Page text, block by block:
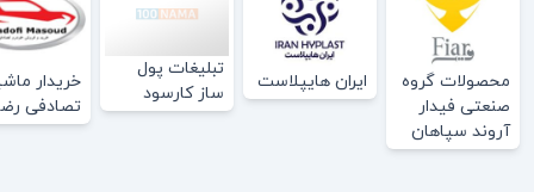
محصولات گروه
صنعتی فیدار
آروند سپاهان
ایران هایپلاست
تبلیغات پول
ساز کارسود
خریدار
تصادفی